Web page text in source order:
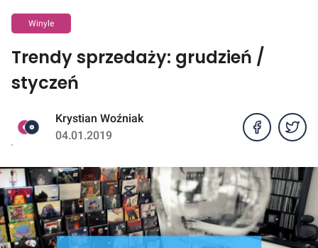
Winyle
Trendy sprzedaży: grudzień /
styczeń
Krystian Woźniak
04.01.2019